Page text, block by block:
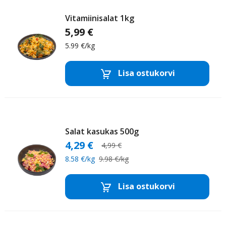
Vitamiinisalat 1kg
5,99 €
5.99 €/kg
Värsked
salatid
Lisa ostukorvi
Eemalda toode
Salat kasukas 500g
4,29 €
4,99 €
8.58 €/kg 9.98 €/kg
Kokteilsalatid
Lisa ostukorvi
Eemalda toode